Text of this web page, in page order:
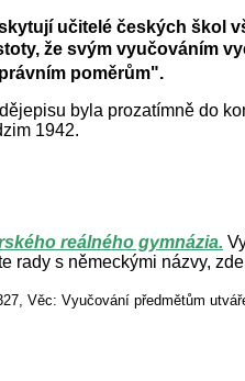
učitelé českých škol
že svým vyučováním
poměrům".
byla prozatímně do
1942.
reálného gymnázia.
rady s německými názvy,
Věc: Vyučování předmětům